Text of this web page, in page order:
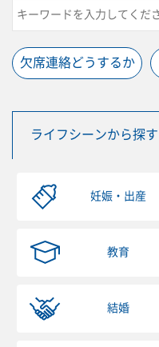
欠席連絡どうするか
ライフシーンから探す
妊娠・出産
教育
結婚